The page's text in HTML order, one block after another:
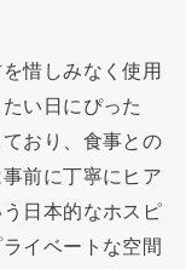
惜しみなく使用
い日にぴった
おり、食事との
前に丁寧にヒア
日本的なホスピ
イベートな空間